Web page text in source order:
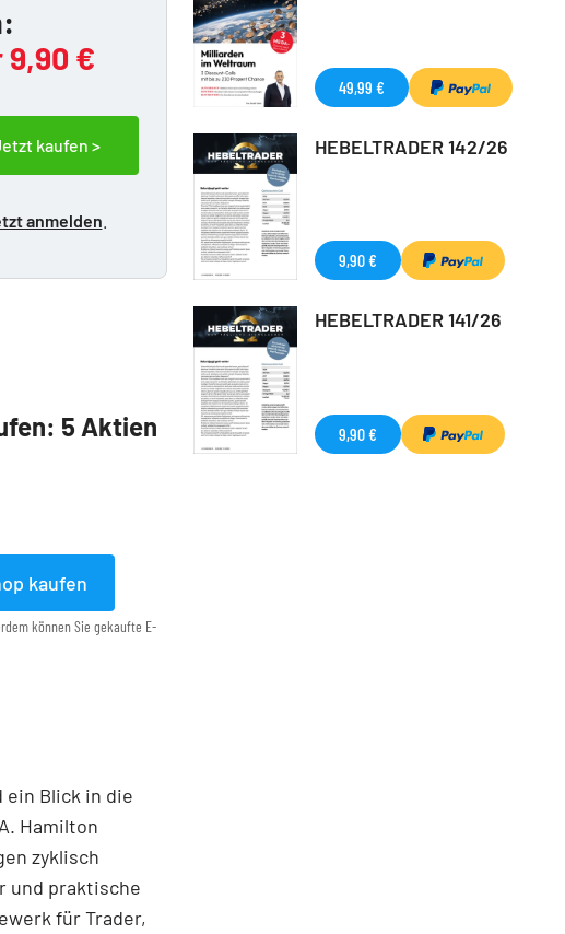
9,90 €
kaufen >
anmelden
5 Aktien
kaufen
können Sie gekaufte E-
ein Blick in die
Hamilton
zyklisch
und praktische
für Trader,
49,99 €
HEBELTRADER 142/26
9,90 €
HEBELTRADER 141/26
9,90 €